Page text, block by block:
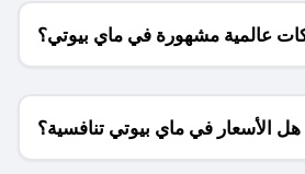
عالمية مشهورة في ماي بيوتي؟
هل الأسعار في ماي بيوتي تنافسية؟